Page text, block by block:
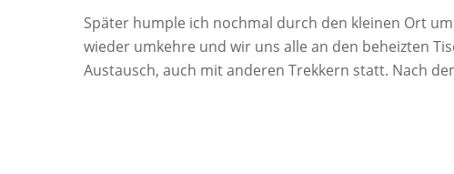
Später humple ich nochmal durch den kleinen Ort
wieder umkehre und wir uns alle an den beheizten
Austausch, auch mit anderen Trekkern statt. Nach